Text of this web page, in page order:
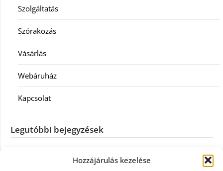
Hozzájárulás kezelése
Szolgáltatás
Szórakozás
Vásárlás
Webáruház
Kapcsolat
Legutóbbi bejegyzések
Casco szélvédőcsere: mikor éri meg a biztosítást igénybe